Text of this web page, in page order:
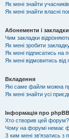
Як мені знайти
Як мені знайти власні
Абонементи і закладки
Чим закладки
Як мені зробити
Як мені підписатись на
Як мені відмовитись від
Вкладення
Які саме файли можна
Як мені знайти усі
Інформація про phpBB
Хто створив цей форум?
Чому на форумі немає
З ким мені зв'язатись з